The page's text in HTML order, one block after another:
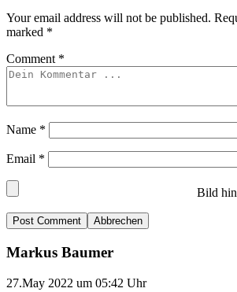
Your email address will not be published.
marked *
Comment *
Name *
Email *
Bild
Abbrechen
Markus Baumer
27.May 2022 um 05:42 Uhr